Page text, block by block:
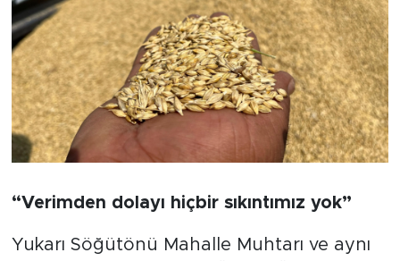
“Verimden dolayı hiçbir sıkıntımız yok”
Yukarı Söğütönü Mahalle Muhtarı ve aynı